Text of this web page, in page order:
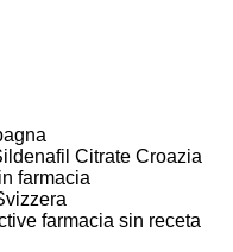
Citrate Croazia
farmacia
farmacia sin receta